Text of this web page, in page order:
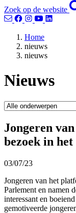
Zoek op de website
Home
nieuws
nieuws
Nieuws
Jongeren
bezoek in
03/07/23
Jongeren van het
Parlement en namen
interessant en
gemotiveerde